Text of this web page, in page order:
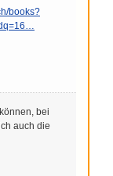
books?
bei
auch die